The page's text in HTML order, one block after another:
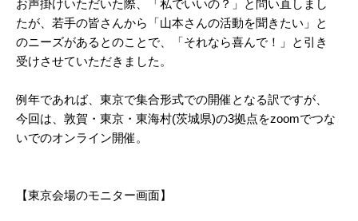
お声掛けいただいた際、「私でいいの？」と問い直しまし
たが、若手の皆さんから「山本さんの活動を聞きたい」と
のニーズがあるとのことで、「それなら喜んで！」と引き
受けさせていただきました。
例年であれば、東京で集合形式での開催となる訳ですが、
今回は、敦賀・東京・東海村(茨城県)の3拠点をzoomでつな
いでのオンライン開催。
【東京会場のモニター画面】